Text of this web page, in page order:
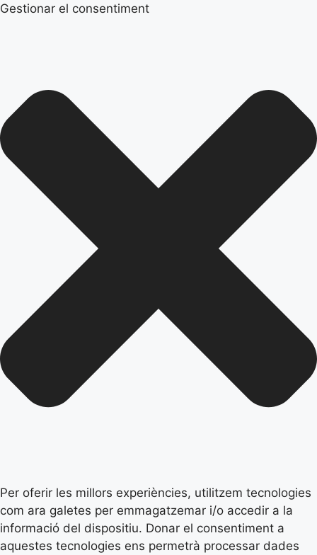
Gestionar el consentiment
Per oferir les millors experiències, utilitzem tecnologies
com ara galetes per emmagatzemar i/o accedir a la
informació del dispositiu. Donar el consentiment a
aquestes tecnologies ens permetrà processar dades